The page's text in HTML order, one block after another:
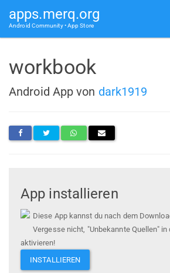
apps.merq.org
Android Community • App Store
workbook
Android App von dark1919
App installieren
Diese App kannst du nach dem
Vergesse nicht, "Unbekannte Quellen" in
aktivieren!
INSTALLIEREN